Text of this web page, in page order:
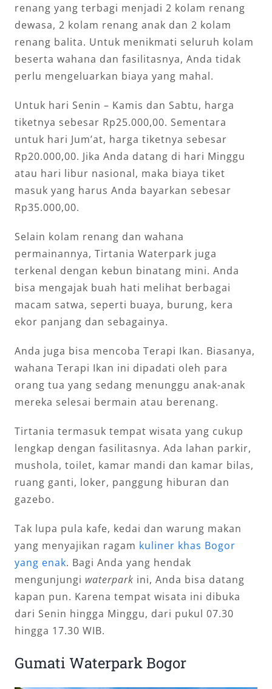
renang yang terbagi menjadi 2 kolam renang
dewasa, 2 kolam renang anak dan 2 kolam
renang balita. Untuk menikmati seluruh kolam
beserta wahana dan fasilitasnya, Anda tidak
perlu mengeluarkan biaya yang mahal.
Untuk hari Senin – Kamis dan Sabtu, harga
tiketnya sebesar Rp25.000,00. Sementara
untuk hari Jum’at, harga tiketnya sebesar
Rp20.000,00. Jika Anda datang di hari Minggu
atau hari libur nasional, maka biaya tiket
masuk yang harus Anda bayarkan sebesar
Rp35.000,00.
Selain kolam renang dan wahana
permainannya, Tirtania Waterpark juga
terkenal dengan kebun binatang mini. Anda
bisa mengajak buah hati melihat berbagai
macam satwa, seperti buaya, burung, kera
ekor panjang dan sebagainya.
Anda juga bisa mencoba Terapi Ikan. Biasanya,
wahana Terapi Ikan ini dipadati oleh para
orang tua yang sedang menunggu anak-anak
mereka selesai bermain atau berenang.
Tirtania termasuk tempat wisata yang cukup
lengkap dengan fasilitasnya. Ada lahan parkir,
mushola, toilet, kamar mandi dan kamar bilas,
ruang ganti, loker, panggung hiburan dan
gazebo.
Tak lupa pula kafe, kedai dan warung makan
yang menyajikan ragam kuliner khas Bogor
yang enak. Bagi Anda yang hendak
mengunjungi waterpark ini, Anda bisa datang
kapan pun. Karena tempat wisata ini dibuka
dari Senin hingga Minggu, dari pukul 07.30
hingga 17.30 WIB.
Gumati Waterpark Bogor